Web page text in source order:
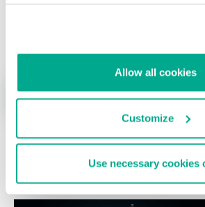
Allow all cookies
Customize
Use necessary cookies
ÚLTIMAS PUBLICACIONES